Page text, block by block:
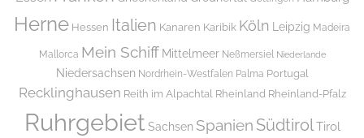
Herne Hessen Italien Kanaren Karibik Köln Leipzig Madeira
Mallorca Mein Schiff Mittelmeer Neßmersiel Niederlande
Niedersachsen Nordrhein-Westfalen Palma Portugal
Recklinghausen Reith im Alpachtal Rheinland Rheinland-Pfalz
Ruhrgebiet Sachsen Spanien SüdtirolTirol